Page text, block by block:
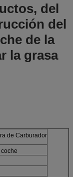
del
del
de la
la grasa
de Carburador